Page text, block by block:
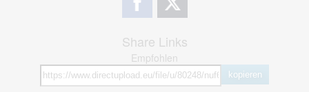
Share Links
Empfohlen
kopieren